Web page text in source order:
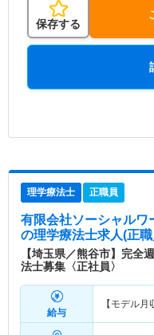
保存する
理学療法士 正職員
有限会社ソーシャルワ
の理学療法士求人(正
【埼玉県／熊谷市】完
法士募集〈正社員〉
給与
【モデル月